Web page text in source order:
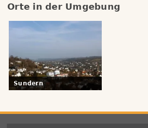
Orte in der Umgebung
Sundern